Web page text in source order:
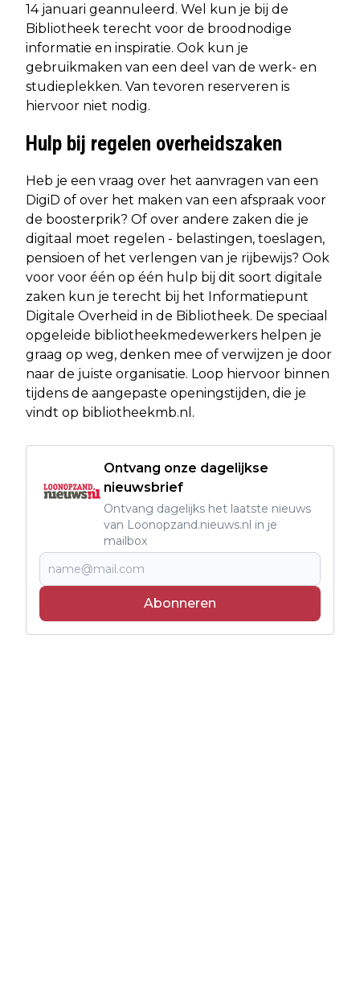
14 januari geannuleerd. Wel kun je bij de
Bibliotheek terecht voor de broodnodige
informatie en inspiratie. Ook kun je
gebruikmaken van een deel van de werk- en
studieplekken. Van tevoren reserveren is
hiervoor niet nodig.
Hulp bij regelen overheidszaken
Heb je een vraag over het aanvragen van een
DigiD of over het maken van een afspraak voor
de boosterprik? Of over andere zaken die je
digitaal moet regelen - belastingen, toeslagen,
pensioen of het verlengen van je rijbewijs? Ook
voor voor één op één hulp bij dit soort digitale
zaken kun je terecht bij het Informatiepunt
Digitale Overheid in de Bibliotheek. De speciaal
opgeleide bibliotheekmedewerkers helpen je
graag op weg, denken mee of verwijzen je door
naar de juiste organisatie. Loop hiervoor binnen
tijdens de aangepaste openingstijden, die je
vindt op bibliotheekmb.nl.
Ontvang onze dagelijkse
nieuwsbrief
Ontvang dagelijks het laatste nieuws
van Loonopzand.nieuws.nl in je
mailbox
Abonneren